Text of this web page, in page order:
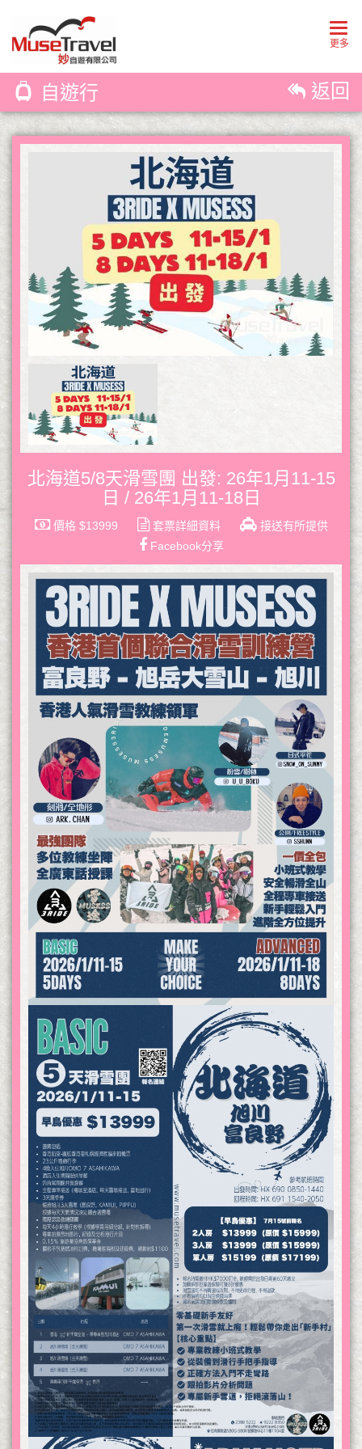
更多
自遊行 返回
北海道5/8天滑雪團 出發: 26年1月11-15
日 / 26年1月11-18日
價格 $13999 套票詳細資料
接送有所提供
Facebook分享